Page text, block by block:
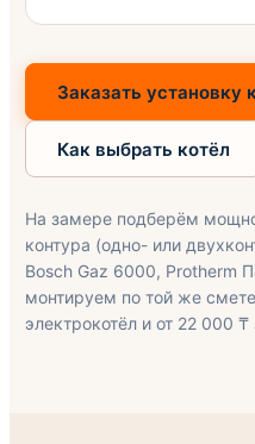
Заказать установку
Как выбрать котёл
На замере подберём
контура (одно- или
Bosch Gaz 6000, Protherm
монтируем по той же
электрокотёл и от 22 000